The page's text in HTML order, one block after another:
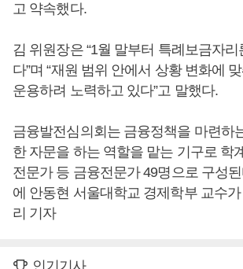
고 약속했다.
김 위원장은 “1월 말부터 특례보금자리
다”며 “재원 범위 안에서 상황 변화에
운용하려 노력하고 있다”고 말했다.
금융발전심의회는 금융정책을 마련하
한 자문을 하는 역할을 맡는 기구로 학
전문가 등 금융전문가 49명으로 구성
에 안동현 서울대학교 경제학부 교수
리 기자
인기기사